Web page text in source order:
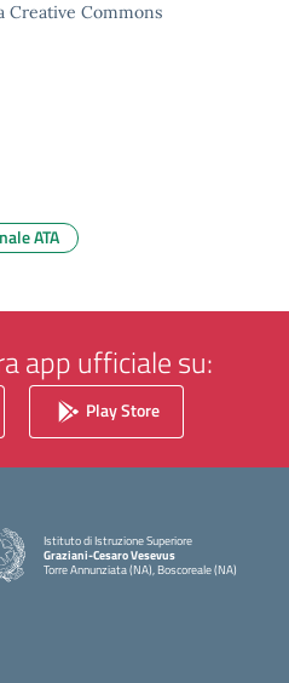
Creative Commons
ATA
app ufficiale su:
Play Store
Istituto di Istruzione Superiore
Graziani-Cesaro Vesevus
Torre Annunziata (NA), Boscoreale (NA)